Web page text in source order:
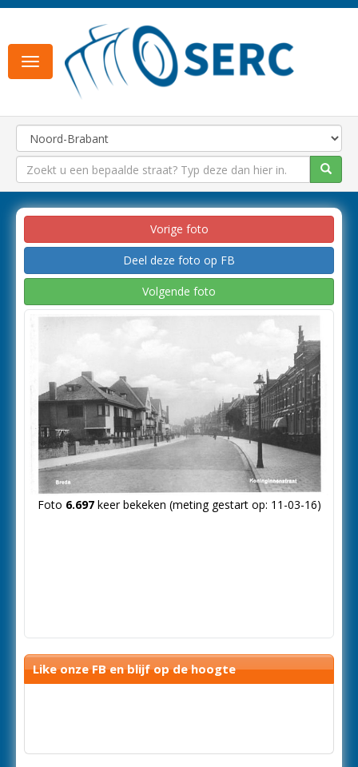
Toggle
navigation
Vorige foto
Deel deze foto op FB
Volgende foto
Foto 6.697keer bekeken (meting gestart op: 11-03-16)
Like onze FB en blijf op de hoogte